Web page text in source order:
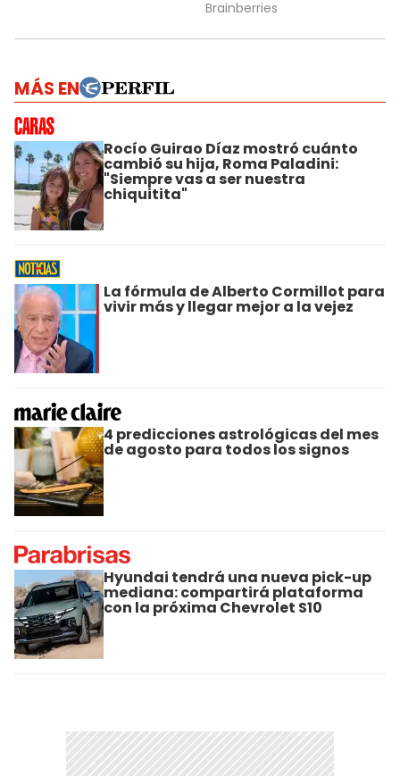
MÁS EN
Rocío Guirao Díaz mostró cuánto
cambió su hija, Roma Paladini:
"Siempre vas a ser nuestra
chiquitita"
La fórmula de Alberto Cormillot para
vivir más y llegar mejor a la vejez
4 predicciones astrológicas del mes
de agosto para todos los signos
Hyundai tendrá una nueva pick-up
mediana: compartirá plataforma
con la próxima Chevrolet S10